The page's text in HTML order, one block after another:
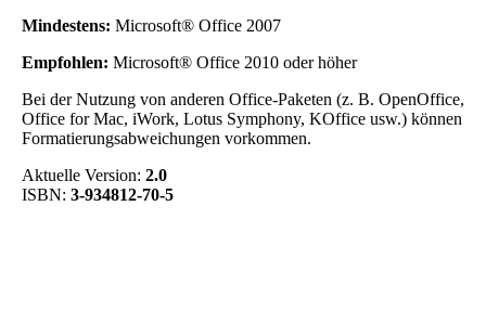
Mindestens: Microsoft® Office 2007
Empfohlen: Microsoft® Office 2010 oder höher
Bei der Nutzung von anderen Office-Paketen (z. B. OpenOffice,
Office for Mac, iWork, Lotus Symphony, KOffice usw.) können
Formatierungsabweichungen vorkommen.
Aktuelle Version: 2.0
ISBN: 3-934812-70-5